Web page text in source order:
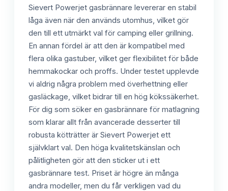
Sievert Powerjet gasbrännare levererar en stabil
låga även när den används utomhus, vilket gör
den till ett utmärkt val för camping eller grillning.
En annan fördel är att den är kompatibel med
flera olika gastuber, vilket ger flexibilitet för både
hemmakockar och proffs. Under testet upplevde
vi aldrig några problem med överhettning eller
gasläckage, vilket bidrar till en hög kökssäkerhet.
För dig som söker en gasbrännare för matlagning
som klarar allt från avancerade desserter till
robusta kötträtter är Sievert Powerjet ett
självklart val. Den höga kvalitetskänslan och
pålitligheten gör att den sticker ut i ett
gasbrännare test. Priset är högre än många
andra modeller, men du får verkligen vad du